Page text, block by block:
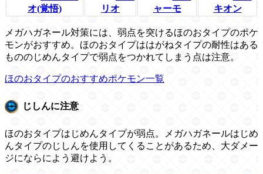
オ(覚悟)
リオ
ャーモ
キオン
メガハガネール対策には、弱点を突けるほのおタイプのポケ
モンがおすすめ。ほのおタイプははがねタイプの耐性はある
もののじめんタイプで弱点をつかれてしまう点は注意。
ほのおタイプのおすすめポケモン一覧
じしんに注意
ほのおタイプはじめんタイプが弱点。メガハガネールはじめ
んタイプのじしんを使用してくることがあるため、大ダメー
ジにならによう避けよう。